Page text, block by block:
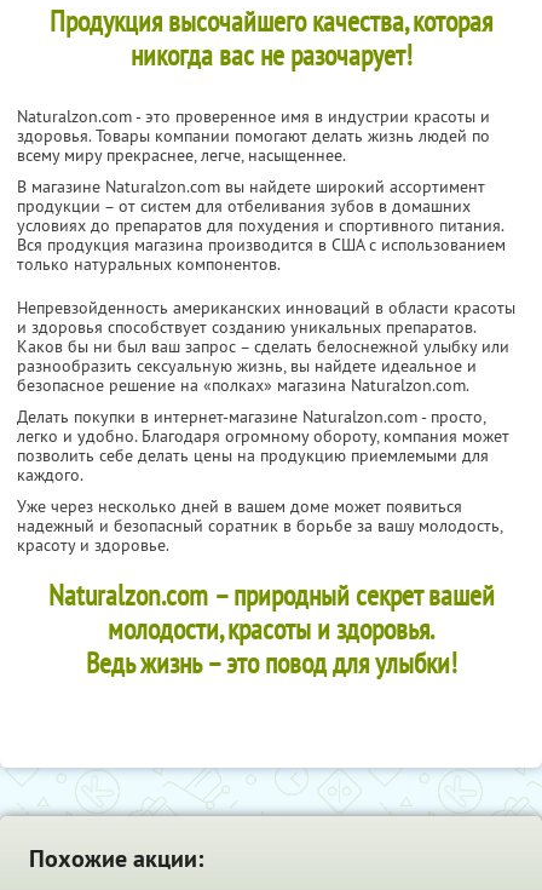
Продукция высочайшего качества, которая
никогда вас не разочарует!
Naturalzon.com - это проверенное имя в индустрии красоты и
здоровья. Товары компании помогают делать жизнь людей по
всему миру прекраснее, легче, насыщеннее.
В магазине Naturalzon.com вы найдете широкий ассортимент
продукции – от систем для отбеливания зубов в домашних
условиях до препаратов для похудения и спортивного питания.
Вся продукция магазина производится в США с использованием
только натуральных компонентов.
Непревзойденность американских инноваций в области красоты
и здоровья способствует созданию уникальных препаратов.
Каков бы ни был ваш запрос – сделать белоснежной улыбку или
разнообразить сексуальную жизнь, вы найдете идеальное и
безопасное решение на «полках» магазина Naturalzon.com.
Делать покупки в интернет-магазине Naturalzon.com - просто,
легко и удобно. Благодаря огромному обороту, компания может
позволить себе делать цены на продукцию приемлемыми для
каждого.
Уже через несколько дней в вашем доме может появиться
надежный и безопасный соратник в борьбе за вашу молодость,
красоту и здоровье.
Naturalzon.com – природный секрет вашей
молодости, красоты и здоровья.
Ведь жизнь – это повод для улыбки!
Похожие акции: